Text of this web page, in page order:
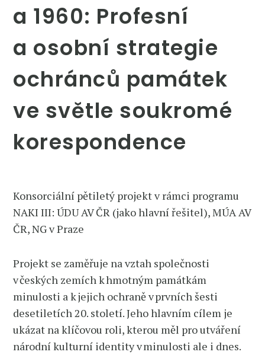
a 1960: Profesní
a osobní strategie
ochránců památek
ve světle soukromé
korespondence
Konsorciální pětiletý projekt v rámci programu
NAKI III: ÚDU AV ČR (jako hlavní řešitel), MÚA AV
ČR, NG v Praze
Projekt se zaměřuje na vztah společnosti
v českých zemích k hmotným památkám
minulosti a k jejich ochraně v prvních šesti
desetiletích 20. století. Jeho hlavním cílem je
ukázat na klíčovou roli, kterou měl pro utváření
národní kulturní identity v minulosti ale i dnes.